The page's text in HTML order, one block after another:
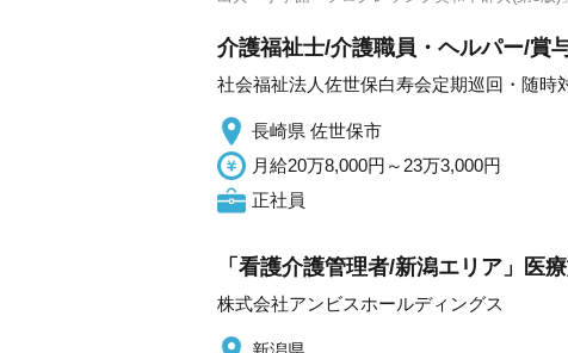
介護福祉士/介護職員・ヘルパー/賞
社会福祉法人佐世保白寿会定期巡回・随時
長崎県 佐世保市
月給20万8,000円～23万3,000円
正社員
「看護介護管理者/新潟エリア」医
株式会社アンビスホールディングス